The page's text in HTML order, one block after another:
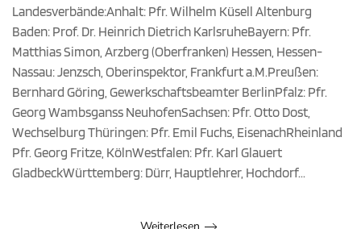
Landesverbände:Anhalt: Pfr. Wilhelm Küsell Altenburg
Baden: Prof. Dr. Heinrich Dietrich KarlsruheBayern: Pfr.
Matthias Simon, Arzberg (Oberfranken) Hessen, Hessen-
Nassau: Jenzsch, Oberinspektor, Frankfurt a.M.Preußen:
Bernhard Göring, Gewerkschaftsbeamter BerlinPfalz: Pfr.
Georg Wambsganss NeuhofenSachsen: Pfr. Otto Dost,
Wechselburg Thüringen: Pfr. Emil Fuchs, EisenachRheinland
Pfr. Georg Fritze, KölnWestfalen: Pfr. Karl Glauert
GladbeckWürttemberg: Dürr, Hauptlehrer, Hochdorf...